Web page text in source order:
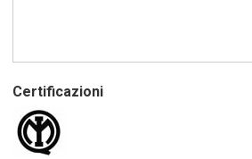
Certificazioni